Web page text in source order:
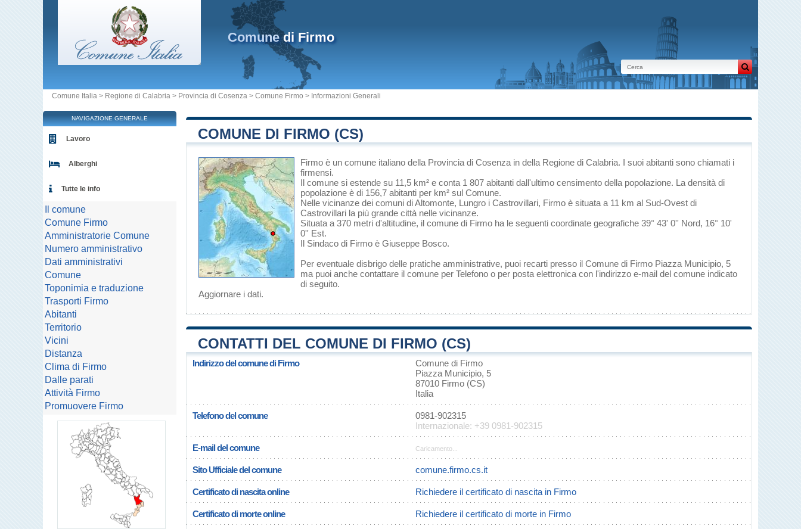
Comunedi Firmo
Comune Italia > Regione di Calabria > Provincia di Cosenza > Comune Firmo > Informazioni Generali
COMUNE DI FIRMO (CS)
Firmo è un comune italiano della Provincia di Cosenza in della Regione di Calabria. I suoi abitanti sono chiamati i
firmensi.
Il comune si estende su 11,5 km² e conta 1 807 abitanti dall'ultimo censimento della popolazione. La densità di
popolazione è di 156,7 abitanti per km² sul Comune.
Nelle vicinanze dei comuni diAltomonte, Lungro i Castrovillari, Firmo è situata a 11 km al Sud-Ovest di
Castrovillari la più grande città nelle vicinanze.
Situata a 370 metri d'altitudine, il comune di Firmo ha le seguenti coordinate geografiche 39° 43' 0'' Nord, 16° 10'
0'' Est.
Il Sindaco di Firmo è Giuseppe Bosco.
Per eventuale disbrigo delle pratiche amministrative, puoi recarti presso il Comune di Firmo Piazza Municipio, 5
ma puoi anche contattare il comune per Telefono o per posta elettronica con l'indirizzo e-mail del comune indicato
di seguito.
Aggiornare i dati.
CONTATTI DEL COMUNE DI FIRMO (CS)
Indirizzo del comune di Firmo
Comune di Firmo
Piazza Municipio, 5
87010 Firmo (CS)
Italia
Telefono del comune
0981-902315
Internazionale: +39 0981-902315
E-mail del comune Caricamento...
Sito Ufficiale del comune comune.firmo.cs.it
Certificato di nascita online Richiedere il certificato di nascita in Firmo
Certificato di morte online Richiedere il certificato di morte in Firmo
NAVIGAZIONE GENERALE
Lavoro
Alberghi
Tutte le info
Il comune
Comune Firmo
Amministratorie Comune
Numero amministrativo
Dati amministrativi
Comune
Toponimia e traduzione
Trasporti Firmo
Abitanti
Territorio
Vicini
Distanza
Clima di Firmo
Dalle parati
Attività Firmo
Promuovere Firmo